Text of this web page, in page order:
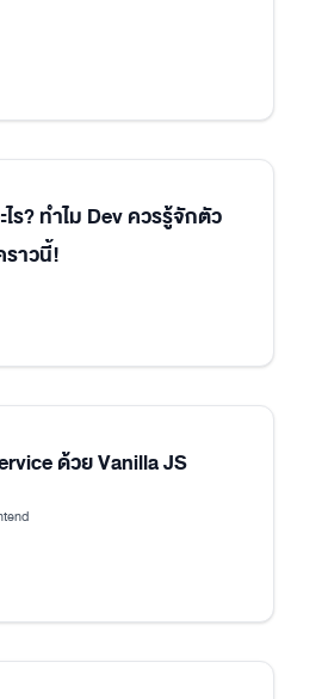
ร? ทำไม Dev ควรรู้จักตัว
ราวนี้!
ด้วย Vanilla JS